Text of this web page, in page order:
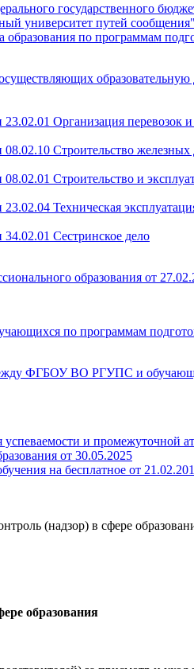
государственного
университет путей
по программам
образовательную
Организация перевозок
Строительство железных
Строительство и
Техническая
Сестринское дело
образования от
по программам
ФГБОУ ВО РГУПС и
и промежуточной
от 30.05.2025
на бесплатное от
(надзор) в сфере
образования